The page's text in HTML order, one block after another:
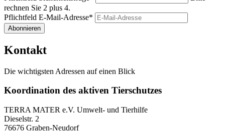
rechnen Sie 2 plus 4.
Pflichtfeld E-Mail-Adresse*
Abonnieren
Kontakt
Die wichtigsten Adressen auf einen Blick
Koordination des aktiven Tierschutzes
TERRA MATER e.V. Umwelt- und Tierhilfe
Dieselstr. 2
76676 Graben-Neudorf